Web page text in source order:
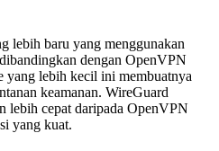
lebih baru yang menggunakan
dengan OpenVPN
yang lebih kecil ini membuatnya
keamanan. WireGuard
lebih cepat daripada OpenVPN
yang kuat.